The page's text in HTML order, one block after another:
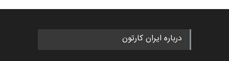
مسابقه بین‌المللی کارتون آیدین
دوغان، ترکیه،…
گالری حدود یک ماه قبل
درباره ایران کارتون